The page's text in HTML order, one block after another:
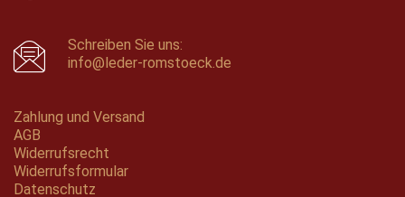
Schreiben Sie uns:
info@leder-romstoeck.de
Zahlung und Versand
AGB
Widerrufsrecht
Widerrufsformular
Datenschutz